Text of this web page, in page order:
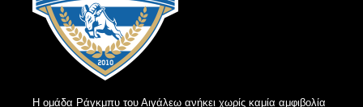
Η ομάδα Ράγκμπυ του Αιγάλεω ανήκει χωρίς καμία αμφιβολία